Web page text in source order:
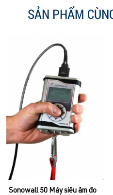
SẢN PHẨM
Sonowall 60 Thiết bị siêu âm
đo độ dày tôn
Liên hệ